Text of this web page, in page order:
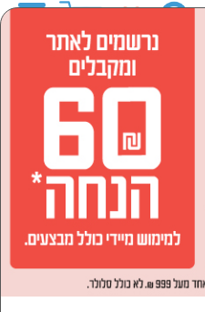
מוצרי חשמל
מכשירי טיפוח